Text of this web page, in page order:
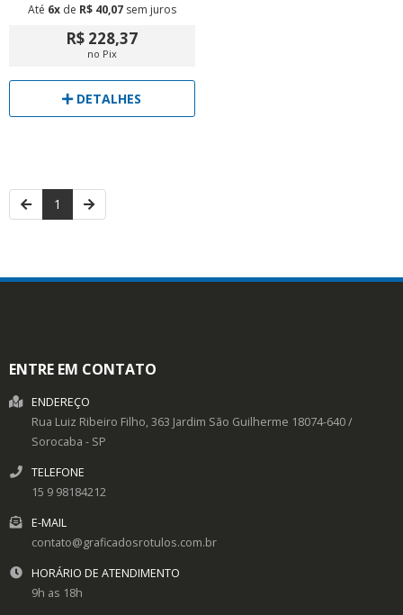
Até 6xde R$ 40,07sem juros
R$ 228,37
no Pix
DETALHES
1
ENTRE EM CONTATO
ENDEREÇO
Rua Luiz Ribeiro Filho, 363 Jardim São Guilherme 18074-640/
Sorocaba - SP
TELEFONE
15 9 98184212
E-MAIL
contato@graficadosrotulos.com.br
HORÁRIO DE ATENDIMENTO
9h as 18h